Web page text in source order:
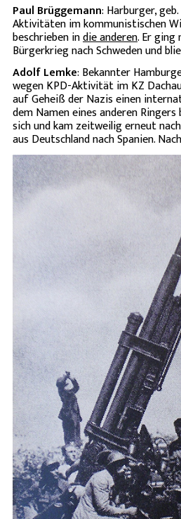
Paul Brüggemann: Harburger, geb.
Aktivitäten im kommunistischen
beschrieben indie anderen. Er ging
Bürgerkrieg nach Schweden und
Adolf Lemke: Bekannter
wegen KPD-Aktivität im KZ
auf Geheiß der Nazis einen
dem Namen eines anderen
sich und kam zeitweilig erneut
aus Deutschland nach Spanien.